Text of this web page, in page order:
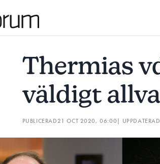
prenumeration
Thermias
väldigt
PUBLICERAD21 OCT 2020, 06:00| UPPDATERAD
DET HÄR VÄLDIGT ALLVARLIGT” ÄR